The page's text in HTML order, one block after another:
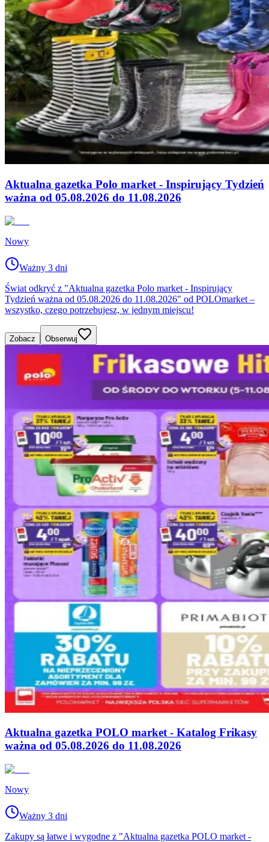
Aktualna gazetka Polo market - Inspirujący Tydzień
ważna od 05.08.2026 do 11.08.2026
Nowy
Ważny 3 dni
Świat odkryć z "Aktualna gazetka Polo market - Inspirujący
Tydzień ważna od 05.08.2026 do 11.08.2026" od POLOmarket –
wszystko, czego potrzebujesz, w jednym miejscu!
Zobacz Obserwuj
Aktualna gazetka POLO market - Katalog Frikasy
ważna od 05.08.2026 do 11.08.2026
Nowy
Ważny 3 dni
Zakupy są łatwe i wygodne z "Aktualna gazetka POLO market -